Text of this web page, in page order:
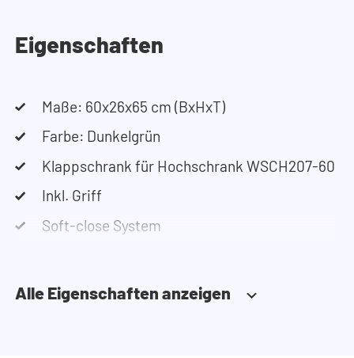
Eigenschaften
Maße: 60x26x65 cm (BxHxT)
Farbe: Dunkelgrün
Klappschrank für Hochschrank WSCH207-60
Inkl. Griff
Soft-close System
Alle Eigenschaften anzeigen